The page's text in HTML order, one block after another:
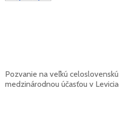
Pozvanie na veľkú
medzinárodnou účasťou v